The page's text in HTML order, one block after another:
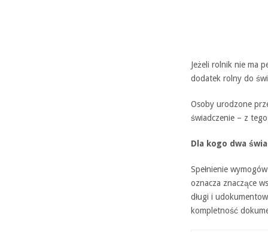
Jeżeli rolnik nie ma
dodatek rolny do
Osoby urodzone
świadczenie – z
Dla kogo dwa
Spełnienie
oznacza znaczące
długi i
kompletność